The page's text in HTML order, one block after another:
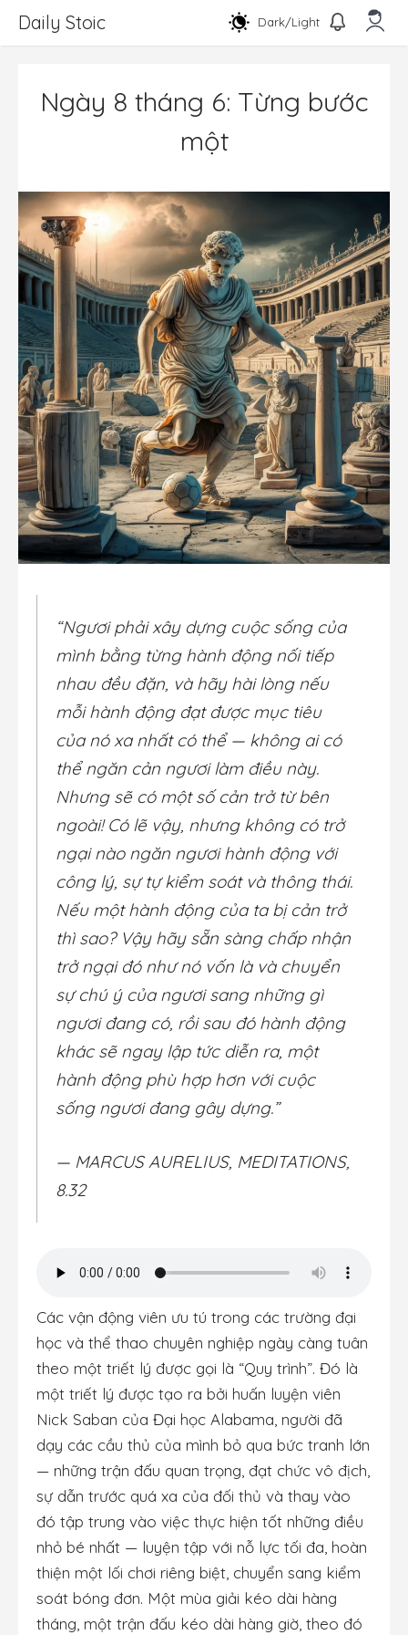
đến
Daily Stoic Dark/Light
Ngày 8 tháng 6: Từng bước
một
“Ngươi phải xây dựng cuộc sống của
mình bằng từng hành động nối tiếp
nhau đều đặn, và hãy hài lòng nếu
mỗi hành động đạt được mục tiêu
của nó xa nhất có thể — không ai có
thể ngăn cản ngươi làm điều này.
Nhưng sẽ có một số cản trở từ bên
ngoài! Có lẽ vậy, nhưng không có trở
ngại nào ngăn ngươi hành động với
công lý, sự tự kiểm soát và thông thái.
Nếu một hành động của ta bị cản trở
thì sao? Vậy hãy sẵn sàng chấp nhận
trở ngại đó như nó vốn là và chuyển
sự chú ý của ngươi sang những gì
ngươi đang có, rồi sau đó hành động
khác sẽ ngay lập tức diễn ra, một
hành động phù hợp hơn với cuộc
sống ngươi đang gây dựng.”
— MARCUS AURELIUS, MEDITATIONS,
8.32
Các vận động viên ưu tú trong các trường đại
học và thể thao chuyên nghiệp ngày càng tuân
theo một triết lý được gọi là “Quy trình”. Đó là
một triết lý được tạo ra bởi huấn luyện viên
Nick Saban của Đại học Alabama, người đã
dạy các cầu thủ của mình bỏ qua bức tranh lớn
— những trận đấu quan trọng, đạt chức vô địch,
sự dẫn trước quá xa của đối thủ và thay vào
đó tập trung vào việc thực hiện tốt những điều
nhỏ bé nhất — luyện tập với nỗ lực tối đa, hoàn
thiện một lối chơi riêng biệt, chuyển sang kiểm
soát bóng đơn. Một mùa giải kéo dài hàng
tháng, một trận đấu kéo dài hàng giờ, theo đó